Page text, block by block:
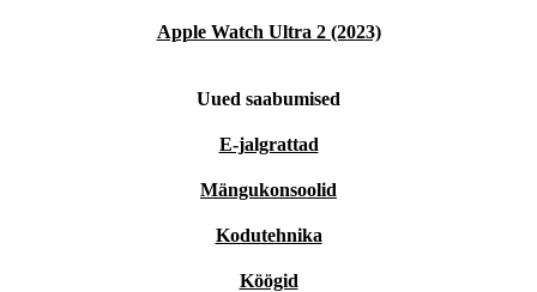
Apple Watch Ultra 2 (2023)
Uued saabumised
E-jalgrattad
Mängukonsoolid
Kodutehnika
Köögid